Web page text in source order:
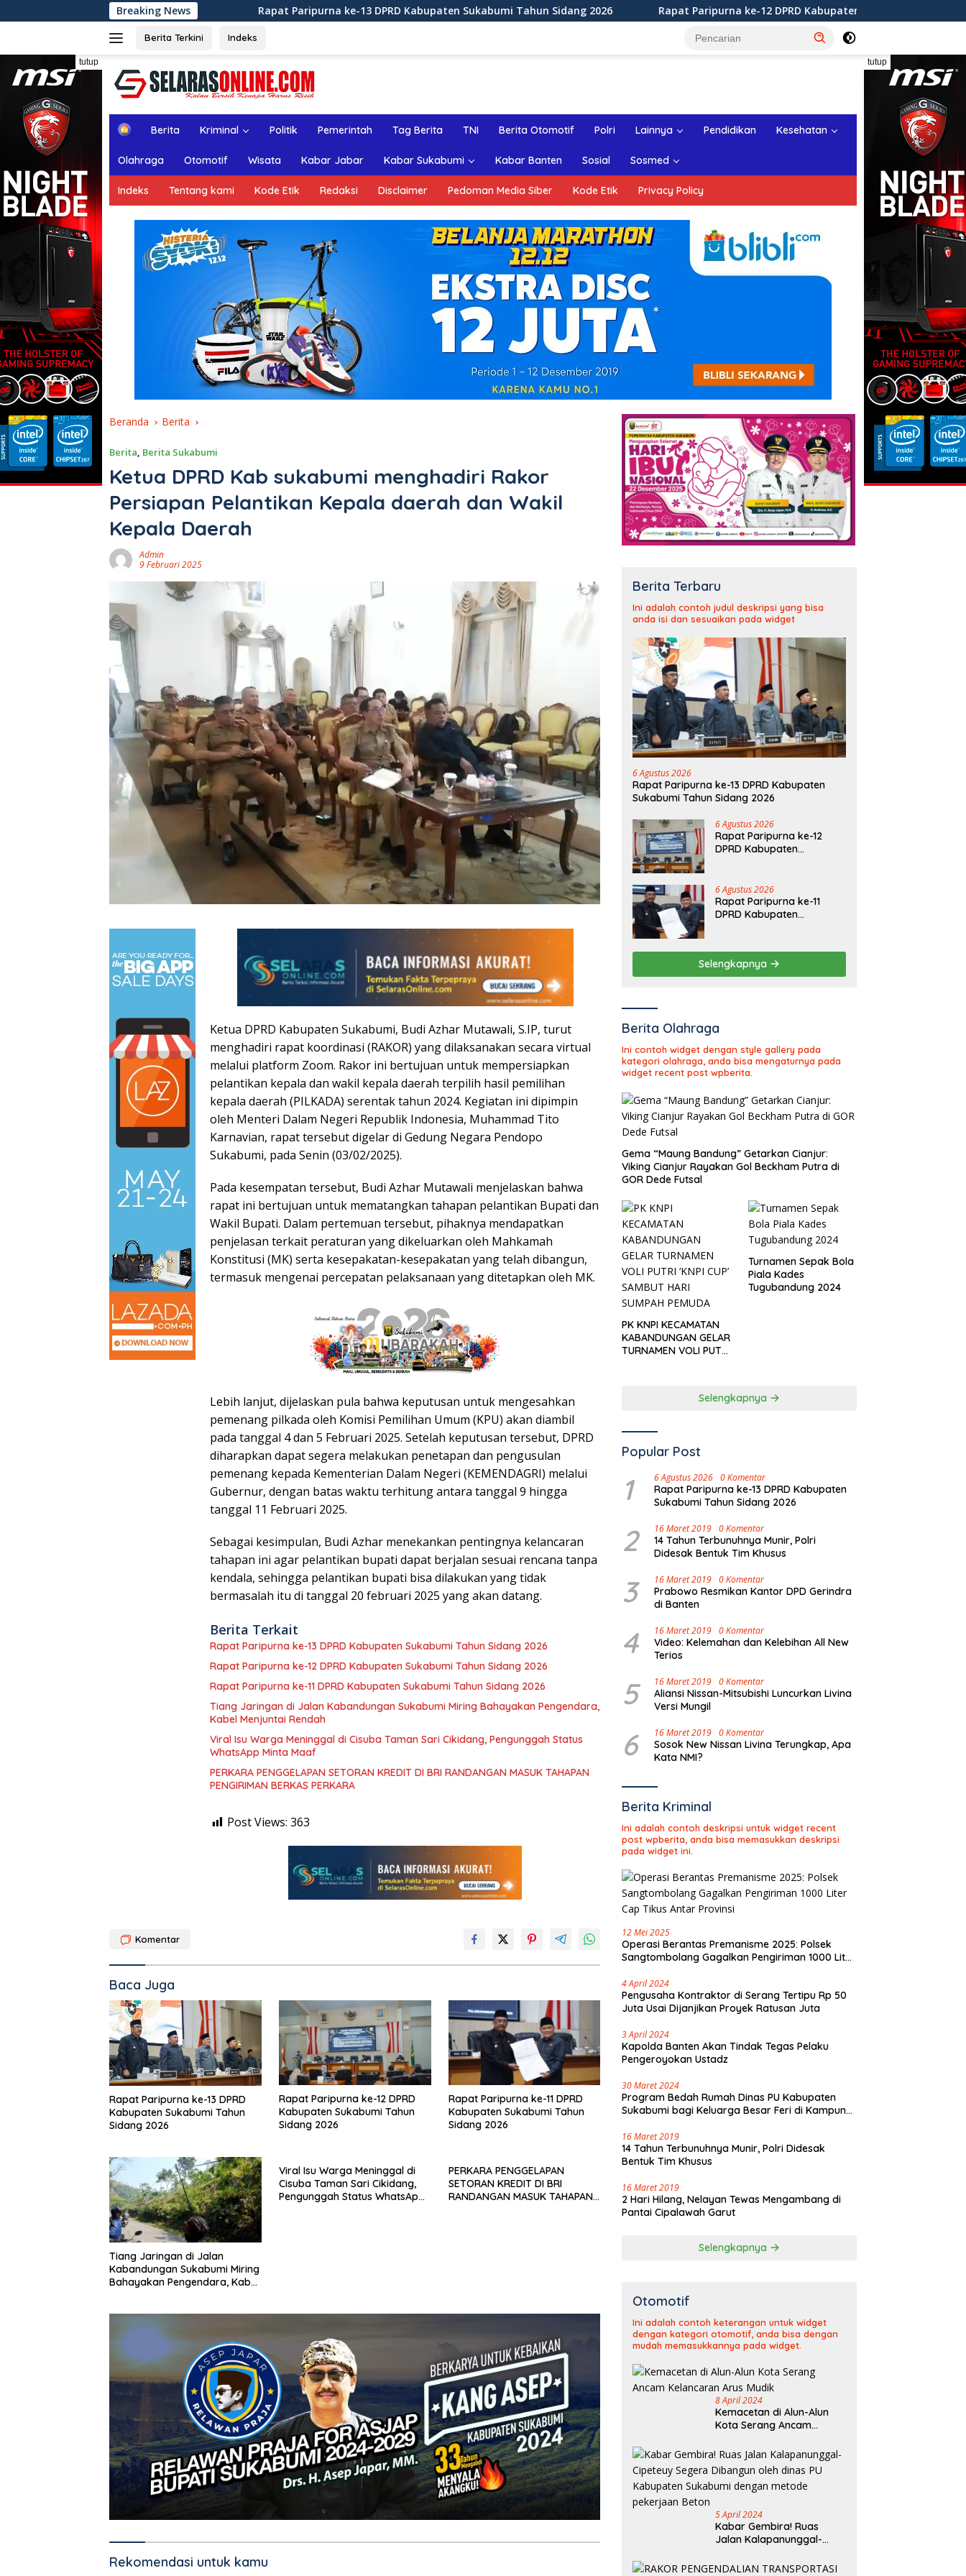
ke
Breaking News
Rapat Paripurna ke-13 DPRD Kabupaten Sukabumi Tahun Sidang 2026 Rapat Paripurna ke-12 DPRD Kabupaten Sukabumi Tahun Sidang 2026
Berita Terkini Indeks
tutup tutup
H
m
e
Berita Kriminal Politik Pemerintah Tag Berita TNI Berita Otomotif Polri Lainnya Pendidikan Kesehatan
Olahraga Otomotif Wisata Kabar Jabar Kabar Sukabumi Kabar Banten Sosial Sosmed
Indeks Tentang kami Kode Etik Redaksi Disclaimer Pedoman Media Siber Kode Etik Privacy Policy
Beranda Berita
Berita, Berita Sukabumi
Ketua DPRD Kab sukabumi menghadiri Rakor
Persiapan Pelantikan Kepala daerah dan Wakil
Kepala Daerah
Admin
9 Februari 2025
Ketua DPRD Kabupaten Sukabumi, Budi Azhar Mutawali, S.IP, turut
menghadiri rapat koordinasi (RAKOR) yang dilaksanakan secara virtual
melalui platform Zoom. Rakor ini bertujuan untuk mempersiapkan
pelantikan kepala dan wakil kepala daerah terpilih hasil pemilihan
kepala daerah (PILKADA) serentak tahun 2024. Kegiatan ini dipimpin
oleh Menteri Dalam Negeri Republik Indonesia, Muhammad Tito
Karnavian, rapat tersebut digelar di Gedung Negara Pendopo
Sukabumi, pada Senin (03/02/2025).
Pada kesempatan tersebut, Budi Azhar Mutawali menjelaskan bahwa
rapat ini bertujuan untuk mematangkan tahapan pelantikan Bupati dan
Wakil Bupati. Dalam pertemuan tersebut, pihaknya mendapatkan
penjelasan terkait peraturan yang dikeluarkan oleh Mahkamah
Konstitusi (MK) serta kesepakatan-kesepakatan yang telah dibangun,
termasuk mengenai percepatan pelaksanaan yang ditetapkan oleh MK.
Lebih lanjut, dijelaskan pula bahwa keputusan untuk mengesahkan
pemenang pilkada oleh Komisi Pemilihan Umum (KPU) akan diambil
pada tanggal 4 dan 5 Februari 2025. Setelah keputusan tersebut, DPRD
diharapkan dapat segera melakukan penetapan dan pengusulan
pemenang kepada Kementerian Dalam Negeri (KEMENDAGRI) melalui
Gubernur, dengan batas waktu terhitung antara tanggal 9 hingga
tanggal 11 Februari 2025.
Sebagai kesimpulan, Budi Azhar menekankan pentingnya kelancaran
tahapan ini agar pelantikan bupati dapat berjalan sesuai rencana tanpa
kendala, sehingga pelantikan bupati bisa dilakukan yang tidak
bermasalah itu di tanggal 20 februari 2025 yang akan datang.
Berita Terkait
Rapat Paripurna ke-13 DPRD Kabupaten Sukabumi Tahun Sidang 2026
Rapat Paripurna ke-12 DPRD Kabupaten Sukabumi Tahun Sidang 2026
Rapat Paripurna ke-11 DPRD Kabupaten Sukabumi Tahun Sidang 2026
Tiang Jaringan di Jalan Kabandungan Sukabumi Miring Bahayakan Pengendara,
Kabel Menjuntai Rendah
Viral Isu Warga Meninggal di Cisuba Taman Sari Cikidang, Pengunggah Status
WhatsApp Minta Maaf
PERKARA PENGGELAPAN SETORAN KREDIT DI BRI RANDANGAN MASUK TAHAPAN
PENGIRIMAN BERKAS PERKARA
Post Views: 363
Komentar
Baca Juga
Rapat Paripurna ke-13 DPRD
Kabupaten Sukabumi Tahun
Sidang 2026
Rapat Paripurna ke-12 DPRD
Kabupaten Sukabumi Tahun
Sidang 2026
Rapat Paripurna ke-11 DPRD
Kabupaten Sukabumi Tahun
Sidang 2026
Tiang Jaringan di Jalan
Kabandungan Sukabumi Miring
Bahayakan Pengendara, Kabel
Viral Isu Warga Meninggal di
Cisuba Taman Sari Cikidang,
Pengunggah Status WhatsApp
PERKARA PENGGELAPAN
SETORAN KREDIT DI BRI
RANDANGAN MASUK TAHAPAN
Rekomendasi untuk kamu
Berita Terbaru
Ini adalah contoh judul deskripsi yang bisa
anda isi dan sesuaikan pada widget
6 Agustus 2026
Rapat Paripurna ke-13 DPRD Kabupaten
Sukabumi Tahun Sidang 2026
6 Agustus 2026
Rapat Paripurna ke-12
DPRD Kabupaten
6 Agustus 2026
Rapat Paripurna ke-11
DPRD Kabupaten
Selengkapnya
Berita Olahraga
Ini contoh widget dengan style gallery pada
kategori olahraga, anda bisa mengaturnya pada
widget recent post wpberita.
Gema “Maung Bandung” Getarkan Cianjur:
Viking Cianjur Rayakan Gol Beckham Putra di
GOR Dede Futsal
PK KNPI KECAMATAN
KABANDUNGAN GELAR
TURNAMEN VOLI PUTRI
Turnamen Sepak Bola
Piala Kades
Tugubandung 2024
Selengkapnya
Popular Post
1 6 Agustus 2026 0 Komentar
Rapat Paripurna ke-13 DPRD Kabupaten
Sukabumi Tahun Sidang 2026
2 16 Maret 2019 0 Komentar
14 Tahun Terbunuhnya Munir, Polri
Didesak Bentuk Tim Khusus
3 16 Maret 2019 0 Komentar
Prabowo Resmikan Kantor DPD Gerindra
di Banten
4 16 Maret 2019 0 Komentar
Video: Kelemahan dan Kelebihan All New
Terios
5 16 Maret 2019 0 Komentar
Aliansi Nissan-Mitsubishi Luncurkan Livina
Versi Mungil
6 16 Maret 2019 0 Komentar
Sosok New Nissan Livina Terungkap, Apa
Kata NMI?
Berita Kriminal
Ini adalah contoh deskripsi untuk widget recent
post wpberita, anda bisa memasukkan deskripsi
pada widget ini.
12 Mei 2025
Operasi Berantas Premanisme 2025: Polsek
Sangtombolang Gagalkan Pengiriman 1000 Liter
4 April 2024
Pengusaha Kontraktor di Serang Tertipu Rp 50
Juta Usai Dijanjikan Proyek Ratusan Juta
3 April 2024
Kapolda Banten Akan Tindak Tegas Pelaku
Pengeroyokan Ustadz
30 Maret 2024
Program Bedah Rumah Dinas PU Kabupaten
Sukabumi bagi Keluarga Besar Feri di Kampung
16 Maret 2019
14 Tahun Terbunuhnya Munir, Polri Didesak
Bentuk Tim Khusus
16 Maret 2019
2 Hari Hilang, Nelayan Tewas Mengambang di
Pantai Cipalawah Garut
Selengkapnya
Otomotif
Ini adalah contoh keterangan untuk widget
dengan kategori otomotif, anda bisa dengan
mudah memasukkannya pada widget.
8 April 2024
Kemacetan di Alun-Alun
Kota Serang Ancam
5 April 2024
Kabar Gembira! Ruas
Jalan Kalapanunggal-
oleh dinas PU Kabupaten